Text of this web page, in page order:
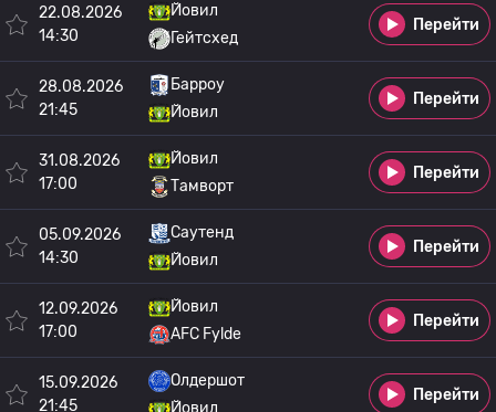
22.08.2026
14:30
Йовил
Гейтсхед
Перейти
28.08.2026
21:45
Барроу
Йовил
Перейти
31.08.2026
17:00
Йовил
Тамворт
Перейти
05.09.2026
14:30
Саутенд
Йовил
Перейти
12.09.2026
17:00
Йовил
AFC Fylde
Перейти
15.09.2026
21:45
Олдершот
Йовил
Перейти